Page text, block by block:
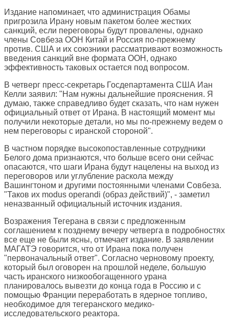
Издание напоминает, что администрация Обамы
пригрозила Ирану новым пакетом более жестких
санкций, если переговоры будут провалены, однако
члены Совбеза ООН Китай и Россия по-прежнему
против. США и их союзники рассматривают возможность
введения санкций вне формата ООН, однако
эффективность таковых остается под вопросом.
В четверг пресс-секретарь Госдепартамента США Иан
Келли заявил: "Нам нужны дальнейшие прояснения. Я
думаю, также справедливо будет сказать, что нам нужен
официальный ответ от Ирана. В настоящий момент мы
получили некоторые детали, но мы по-прежнему ведем о
нем переговоры с иранской стороной".
В частном порядке высокопоставленные сотрудники
Белого дома признаются, что больше всего они сейчас
опасаются, что шаги Ирана будут нацелены на выход из
переговоров или углубление раскола между
Вашингтоном и другими постоянными членами Совбеза.
"Таков их modus operandi (образ действий)", - заметил
неназванный официальный источник издания.
Возражения Тегерана в связи с предложенным
соглашением к позднему вечеру четверга в подробностях
все еще не были ясны, отмечает издание. В заявлении
МАГАТЭ говорится, что от Ирана пока получен
"первоначальный ответ". Согласно черновому проекту,
который был оговорен на прошлой неделе, большую
часть иранского низкообогащенного урана
планировалось вывезти до конца года в Россию и с
помощью Франции переработать в ядерное топливо,
необходимое для тегеранского медико-
исследовательского реактора.